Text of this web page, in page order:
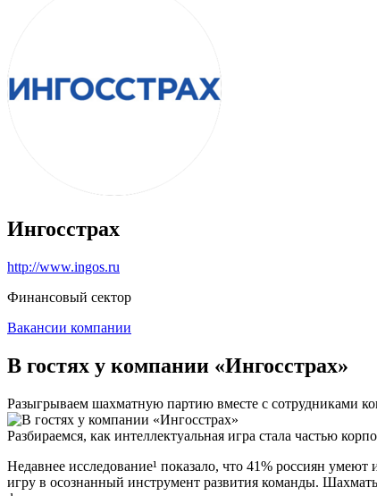
Ингосстрах
http://www.ingos.ru
Финансовый сектор
Вакансии компании
В гостях у компании «Ингосстрах»
Разыгрываем шахматную партию вместе с сотрудниками
Разбираемся, как интеллектуальная игра стала частью
Недавнее исследование¹ показало, что 41% россиян
игру в осознанный инструмент развития команды.